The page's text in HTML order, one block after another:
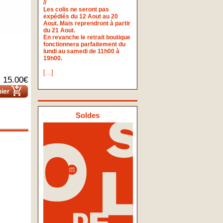
//
Les colis ne seront pas
expédiés du 12 Aout au 20
Aout. Mais reprendront à partir
du 21 Aout.
En revanche le retrait boutique
fonctionnera parfaitement du
lundi au samedi de 11h00 à
19h00.
[...]
Soldes
15.00€
add_shopping_cart